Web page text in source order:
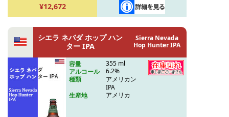
¥12,672
シエラ ネバダ ホップ ハン
ター IPA
Sierra Nevada
Hop Hunter IPA
容量
355 ml
アルコール
6.2%
種類
アメリカン
IPA
生産地
アメリカ